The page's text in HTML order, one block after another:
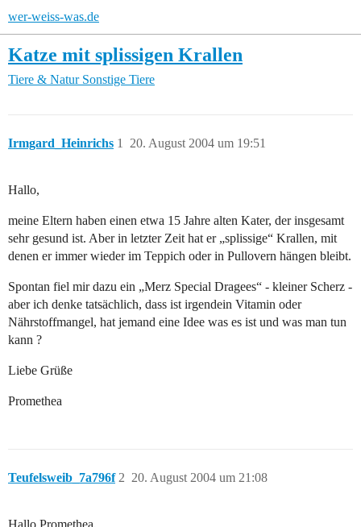
wer-weiss-was.de
Katze mit splissigen Krallen
Tiere & Natur Sonstige Tiere
Irmgard_Heinrichs 20. August 2004 um 19:51
1
Hallo,
meine Eltern haben einen etwa 15 Jahre alten Kater, der insgesamt
sehr gesund ist. Aber in letzter Zeit hat er „splissige“ Krallen, mit
denen er immer wieder im Teppich oder in Pullovern hängen bleibt.
Spontan fiel mir dazu ein „Merz Special Dragees“ - kleiner Scherz -
aber ich denke tatsächlich, dass ist irgendein Vitamin oder
Nährstoffmangel, hat jemand eine Idee was es ist und was man tun
kann ?
Liebe Grüße
Promethea
Teufelsweib_7a796f 20. August 2004 um 21:08
2
Hallo Promethea,